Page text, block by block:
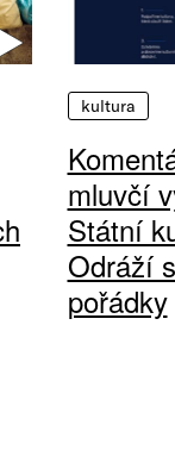
kultura
mluvčí
Státní
Odráží
pořádky